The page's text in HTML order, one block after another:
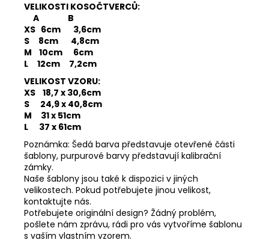
VELIKOSTI KOSOČTVERCŮ:
A B
XS 6cm 3,6cm
S 8cm 4,8cm
M 10cm 6cm
L 12cm 7,2cm
VELIKOST VZORU:
XS 18,7 x 30,6cm
S 24,9 x 40,8cm
M 31 x 51cm
L 37 x 61cm
Poznámka: Šedá barva představuje otevřené části
šablony, purpurové barvy představují kalibrační
zámky.
Naše šablony jsou také k dispozici v jiných
velikostech. Pokud potřebujete jinou velikost,
kontaktujte nás.
Potřebujete originální design? Žádný problém,
pošlete nám zprávu, rádi pro vás vytvoříme šablonu
s vaším vlastním vzorem.